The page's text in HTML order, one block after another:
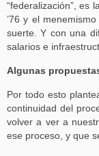
“federalización”, es
’76 y el
suerte. Y con una
salarios e
Algunas
Por todo esto
continuidad del
volver a ver a
ese proceso, y que